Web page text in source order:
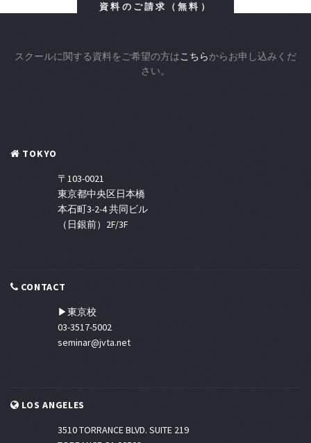
資料のご請求（無料）
スクールに関する資料をご希望の方はこちらからお申し込みくだ
さい。
TOKYO
〒103-0021
東京都中央区日本橋
本石町3-2-4 共同ビル
（日銀前）2F/3F
CONTACT
▶東京校
03-3517-5002
seminar@jvta.net
LOS ANGELES
3510 TORRANCE BLVD. SUITE 219